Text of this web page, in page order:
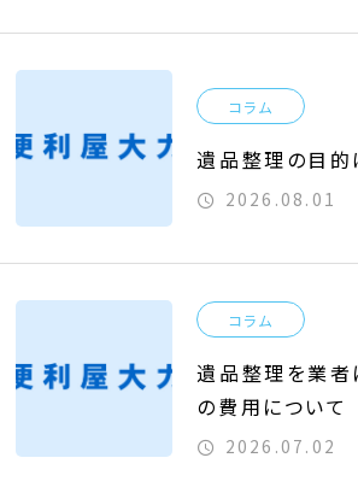
コラム
遺品整理の目的
2026.08.01
コラム
遺品整理を業者
の費用について
2026.07.02